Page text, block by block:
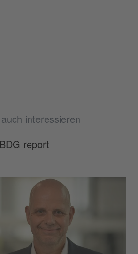
interessieren
report